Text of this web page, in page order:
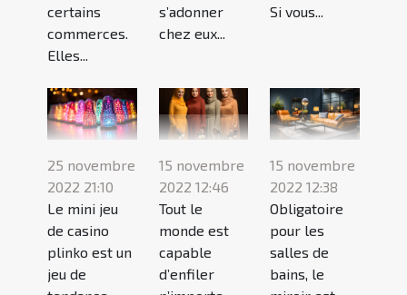
certains
commerces.
Elles...
s’adonner
chez eux...
Si vous...
25 novembre
2022 21:10
Le mini jeu
de casino
plinko est un
jeu de
15 novembre
2022 12:46
Tout le
monde est
capable
d’enfiler
15 novembre
2022 12:38
Obligatoire
pour les
salles de
bains, le